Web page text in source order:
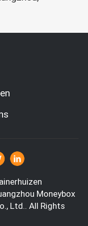
Moneybox
Ltd.. All Rights